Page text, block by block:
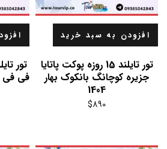
افزودن به سبد خرید
تور تایلند 15 روزه پوکت پاتایا
جزیره کوچانگ بانکوک بهار
1404
$890
فی فی